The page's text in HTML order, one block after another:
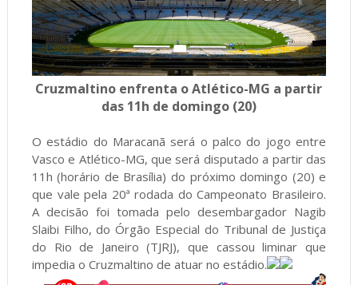
Cruzmaltino enfrenta o Atlético-MG a partir
das 11h de domingo (20)
O estádio do Maracanã será o palco do jogo entre
Vasco e Atlético-MG, que será disputado a partir das
11h (horário de Brasília) do próximo domingo (20) e
que vale pela 20ª rodada do Campeonato Brasileiro.
A decisão foi tomada pelo desembargador Nagib
Slaibi Filho, do Órgão Especial do Tribunal de Justiça
do Rio de Janeiro (TJRJ), que cassou liminar que
impedia o Cruzmaltino de atuar no estádio.